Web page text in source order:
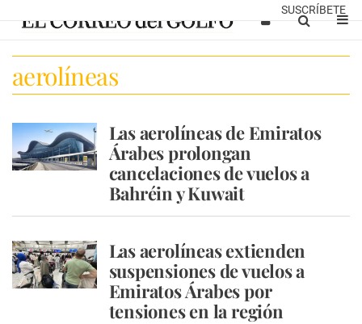
SUSCRÍBETE
aerolíneas
Las aerolíneas de Emiratos
Árabes prolongan
cancelaciones de vuelos a
Bahréin y Kuwait
Las aerolíneas extienden
suspensiones de vuelos a
Emiratos Árabes por
tensiones en la región